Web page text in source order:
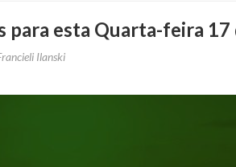
para esta Quarta-feira
Ilanski